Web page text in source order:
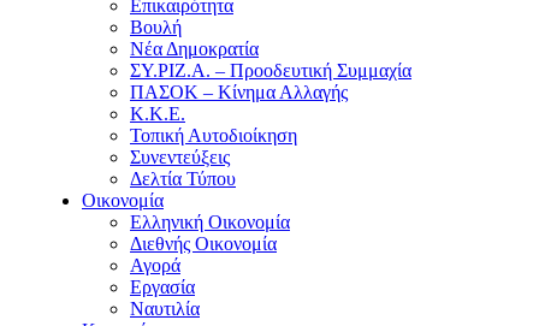
Επικαιρότητα
Βουλή
Νέα Δημοκρατία
ΣΥ.ΡΙΖ.Α. – Προοδευτική Συμμαχία
ΠΑΣΟΚ – Κίνημα Αλλαγής
Κ.Κ.Ε.
Τοπική Αυτοδιοίκηση
Συνεντεύξεις
Δελτία Τύπου
Οικονομία
Ελληνική Οικονομία
Διεθνής Οικονομία
Αγορά
Εργασία
Ναυτιλία